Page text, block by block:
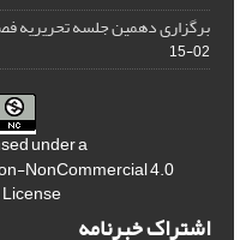
برگزاری دهمین جلسه تحریریه
02-15
under a
NonCommercial 4.0
اشتراک خبرنامه